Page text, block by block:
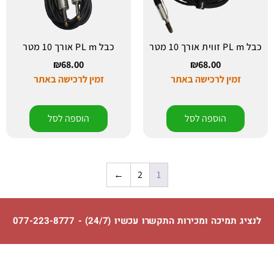
כבל PL m זווית אורך 10 מטר
₪68.00
זמין לרכישה באתר
הוספה לסל
כבל PL m אורך 10 מטר
₪68.00
זמין לרכישה באתר
הוספה לסל
1
2
←
לנציג תמיכה ומכירות התקשרו עכשיו (24/7) - 077-223-8777